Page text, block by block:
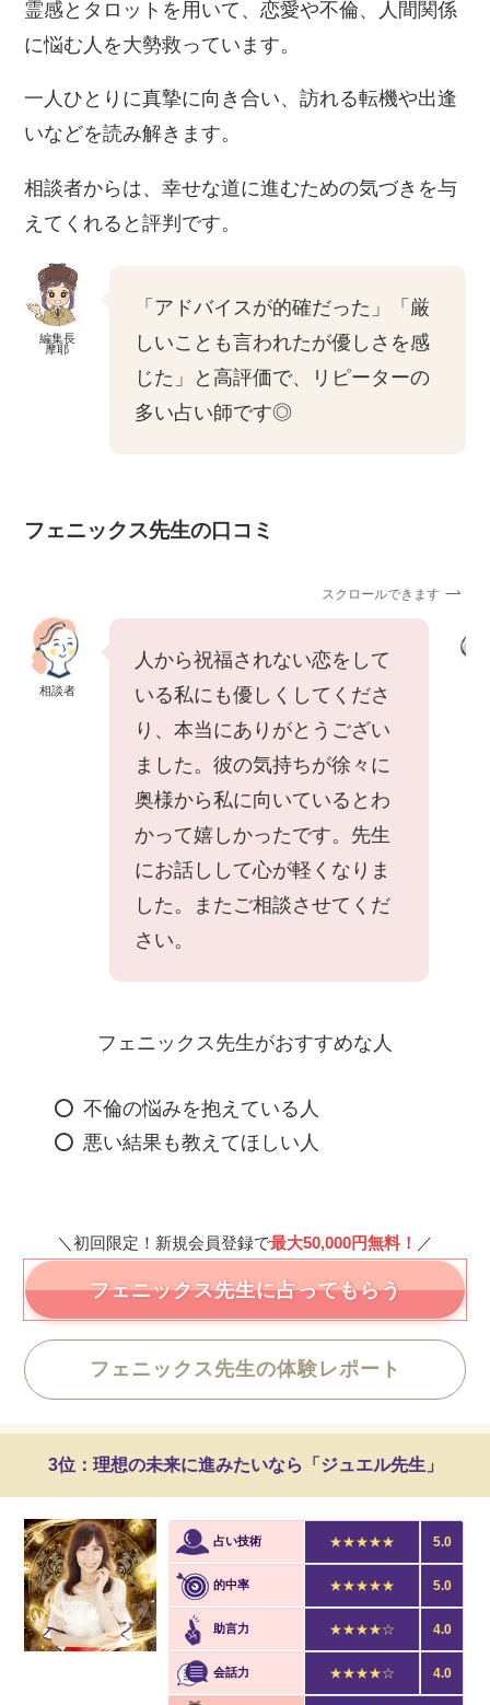
霊感とタロットを用いて、恋愛や不倫、人間関係
に悩む人を大勢救っています。
一人ひとりに真摯に向き合い、訪れる転機や出逢
いなどを読み解きます。
相談者からは、幸せな道に進むための気づきを与
えてくれると評判です。
編集長
摩耶
「アドバイスが的確だった」「厳
しいことも言われたが優しさを感
じた」と高評価で、リピーターの
多い占い師です◎
フェニックス先生の口コミ
スクロールできます
相談者
人から祝福されない恋をして
いる私にも優しくしてくださ
り、本当にありがとうござい
ました。彼の気持ちが徐々に
奥様から私に向いているとわ
かって嬉しかったです。先生
にお話しして心が軽くなりま
した。またご相談させてくだ
さい。
フェニックス先生がおすすめな人
不倫の悩みを抱えている人
悪い結果も教えてほしい人
＼初回限定！新規会員登録で最大50,000円無料！ ／
フェニックス先生に占ってもらう
フェニックス先生の体験レポート
3位：理想の未来に進みたいなら「ジュエル先生」
占い技術 ★★★★★ 5.0
的中率 ★★★★★ 5.0
助言力 ★★★★☆ 4.0
会話力 ★★★★☆ 4.0